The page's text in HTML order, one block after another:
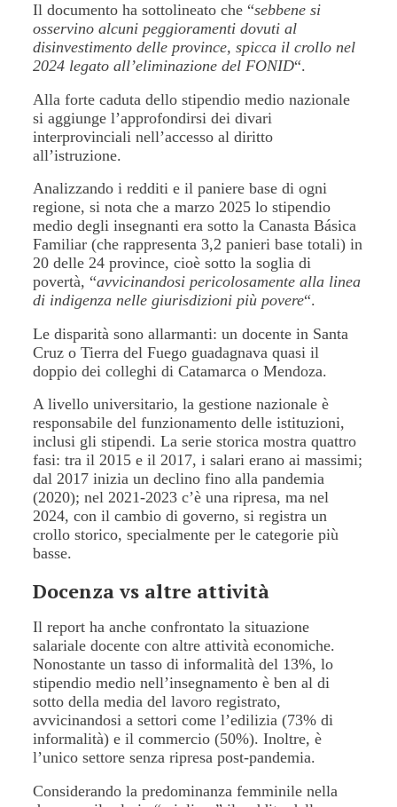
Il documento ha sottolineato che “sebbene si
osservino alcuni peggioramenti dovuti al
disinvestimento delle province, spicca il crollo nel
2024 legato all’eliminazione del FONID“.
Alla forte caduta dello stipendio medio nazionale
si aggiunge l’approfondirsi dei divari
interprovinciali nell’accesso al diritto
all’istruzione.
Analizzando i redditi e il paniere base di ogni
regione, si nota che a marzo 2025 lo stipendio
medio degli insegnanti era sotto la Canasta Básica
Familiar (che rappresenta 3,2 panieri base totali) in
20 delle 24 province, cioè sotto la soglia di
povertà, “avvicinandosi pericolosamente alla linea
di indigenza nelle giurisdizioni più povere“.
Le disparità sono allarmanti: un docente in Santa
Cruz o Tierra del Fuego guadagnava quasi il
doppio dei colleghi di Catamarca o Mendoza.
A livello universitario, la gestione nazionale è
responsabile del funzionamento delle istituzioni,
inclusi gli stipendi. La serie storica mostra quattro
fasi: tra il 2015 e il 2017, i salari erano ai massimi;
dal 2017 inizia un declino fino alla pandemia
(2020); nel 2021-2023 c’è una ripresa, ma nel
2024, con il cambio di governo, si registra un
crollo storico, specialmente per le categorie più
basse.
Docenza vs altre attività
Il report ha anche confrontato la situazione
salariale docente con altre attività economiche.
Nonostante un tasso di informalità del 13%, lo
stipendio medio nell’insegnamento è ben al di
sotto della media del lavoro registrato,
avvicinandosi a settori come l’edilizia (73% di
informalità) e il commercio (50%). Inoltre, è
l’unico settore senza ripresa post-pandemia.
Considerando la predominanza femminile nella